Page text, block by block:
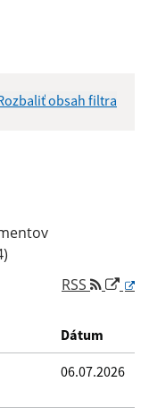
obsah filtra
RSS
Dátum
06.07.2026